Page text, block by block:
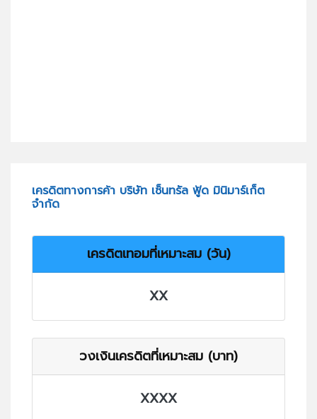
เครดิตทางการค้า บริษัท เซ็นทรัล ฟู้ด มินิมาร์เก็ต
จำกัด
เครดิตเทอมที่เหมาะสม (วัน)
XX
วงเงินเครดิตที่เหมาะสม (บาท)
XXXX